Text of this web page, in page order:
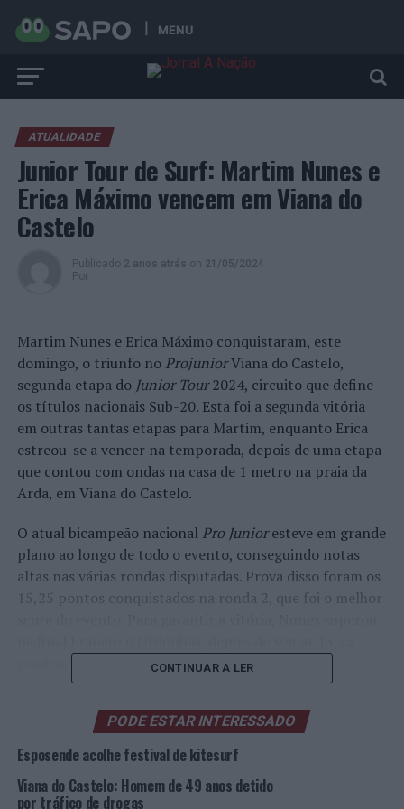
MENU
ATUALIDADE
Junior Tour de Surf: Martim Nunes e
Erica Máximo vencem em Viana do
Castelo
Publicado 2 anos atrás on 21/05/2024
Por
Martim Nunes e Erica Máximo conquistaram, este
domingo, o triunfo no ProjuniorViana do Castelo,
segunda etapa do Junior Tour2024, circuito que define
os títulos nacionais Sub-20. Esta foi a segunda vitória
em outras tantas etapas para Martim, enquanto Erica
estreou-se a vencer na temporada, depois de uma etapa
que contou com ondas na casa de 1 metro na praia da
Arda, em Viana do Castelo.
O atual bicampeão nacional Pro Junioresteve em grande
plano ao longo de todo o evento, conseguindo notas
altas nas várias rondas disputadas. Prova disso foram os
15,25 pontos conquistados na ronda 2, que foi o melhor
pontos, contra 11,65 do adversário.
sobretudo por este triunfo anteceder a temporada do
Pro Junior
Europeu, que tem início dentro de dias, em
Marrocos”, começou por afirmar Martim Nunes. “Foi um
campeonato importante, em que consegui mostrar bom
CONTINUAR A LER
PODE ESTAR INTERESSADO
Esposende acolhe festival de kitesurf
Viana do Castelo: Homem de 49 anos detido
por tráfico de drogas